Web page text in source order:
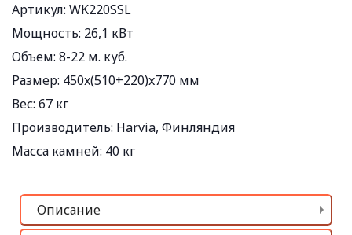
Артикул: WK220SSL
Мощность: 26,1 кВт
Объем: 8-22 м. куб.
Размер: 450x(510+220)x770 мм
Вес: 67 кг
Производитель: Harvia, Финляндия
Масса камней: 40 кг
Описание